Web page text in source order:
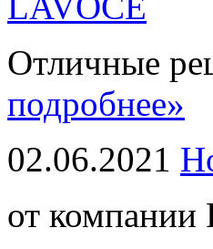
Отличные
подробнее»
02.06.2021
от